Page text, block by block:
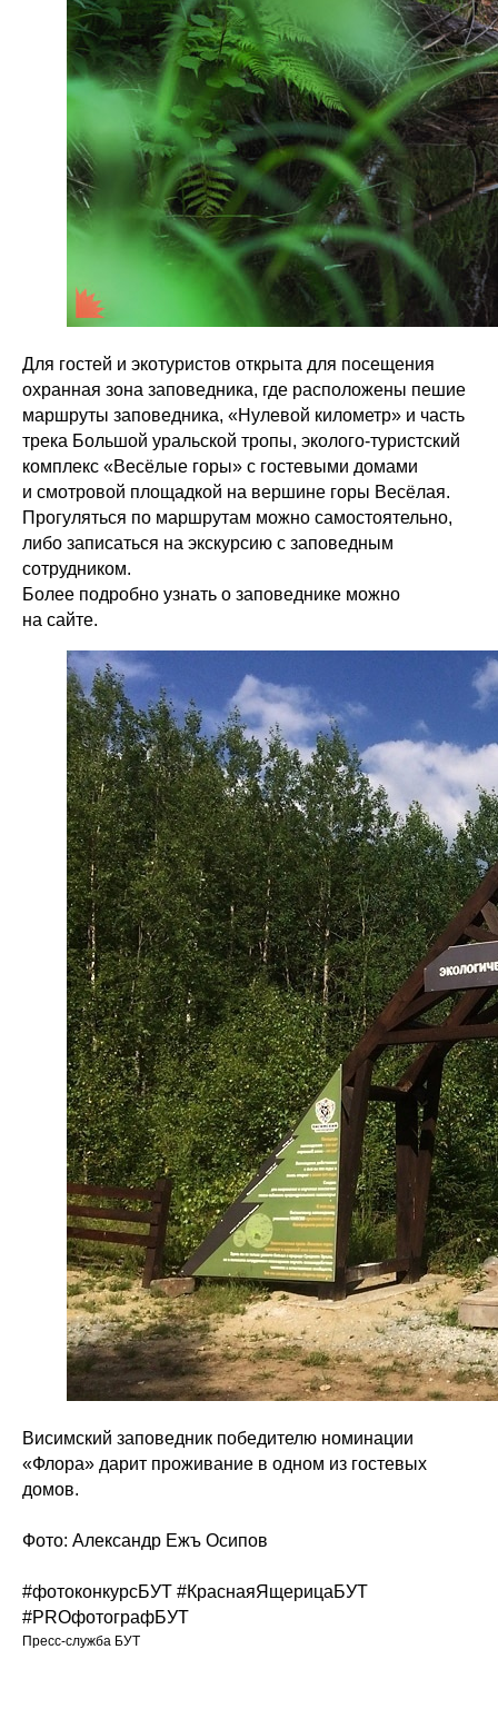
Для гостей и экотуристов открыта для посещения
охранная зона заповедника, где расположены пешие
маршруты заповедника, «Нулевой километр» и часть
трека Большой уральской тропы, эколого-туристский
комплекс «Весёлые горы» с гостевыми домами
и смотровой площадкой на вершине горы Весёлая.
Прогуляться по маршрутам можно самостоятельно,
либо записаться на экскурсию с заповедным
сотрудником.
Более подробно узнать о заповеднике можно
на сайте.
Висимский заповедник победителю номинации
«Флора» дарит проживание в одном из гостевых
домов.
Фото: Александр Ежъ Осипов
#фотоконкурсБУТ #КраснаяЯщерицаБУТ
#PROфотографБУТ
Пресс-служба БУТ